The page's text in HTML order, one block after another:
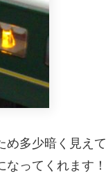
め多少暗く見えて
ってくれます！